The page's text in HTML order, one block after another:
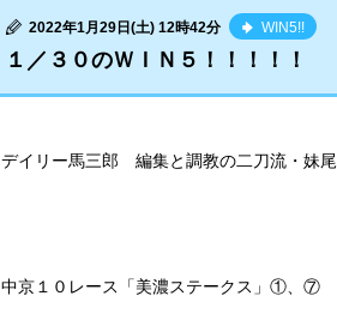
2022年1月29日(土) 12時42分 WIN5!!
１／３０のＷＩＮ５！！！！！
デイリー馬三郎 編集と調教の二刀流・妹尾
中京１０レース「美濃ステークス」①、⑦